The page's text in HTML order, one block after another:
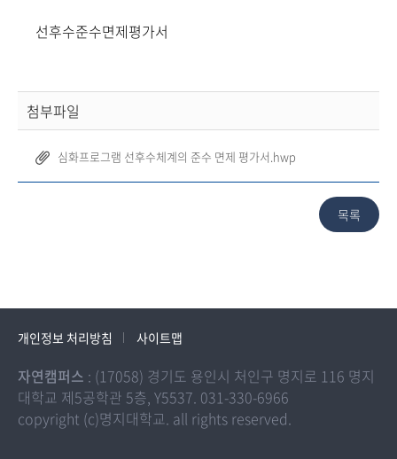
선후수준수면제평가서
첨부파일
심화프로그램 선후수체계의 준수 면제 평가서.hwp
개인정보 처리방침 사이트맵
자연캠퍼스 : (17058) 경기도 용인시 처인구 명지로 116 명지
대학교 제5공학관 5층, Y5537. 031-330-6966
copyright (c)명지대학교. all rights reserved.